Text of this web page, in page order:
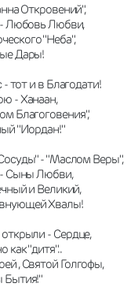
Откровений",
- Любовь Любви,
"Неба",
Дары!
тот и в Благодати!
- Ханаан,
Благоговения",
"Иордан!"
- "Маслом Веры",
- Сыны Любви,
и Великий,
Хвалы!
- Сердце,
как "дитя"..
, Святой Голгофы,
Бытия!"